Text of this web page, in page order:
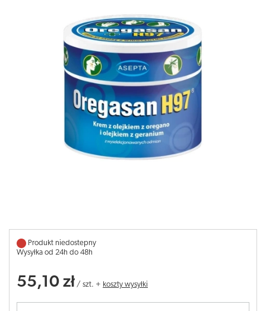
Produkt niedostepny
Wysyłka od 24h do 48h
55,10 zł / szt. + koszty wysyłki